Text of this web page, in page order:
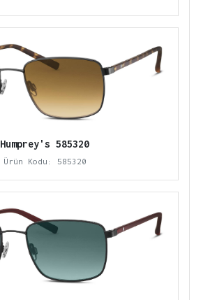
Humprey's 585320
Ürün Kodu: 585320